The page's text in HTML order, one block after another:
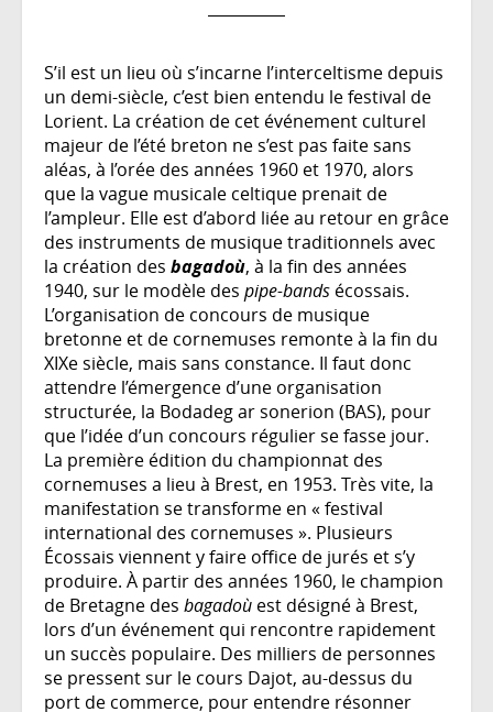
S’il est un lieu où s’incarne l’interceltisme depuis
un demi-siècle, c’est bien entendu le festival de
Lorient. La création de cet événement culturel
majeur de l’été breton ne s’est pas faite sans
aléas, à l’orée des années 1960 et 1970, alors
que la vague musicale celtique prenait de
l’ampleur. Elle est d’abord liée au retour en grâce
des instruments de musique traditionnels avec
la création des bagadoù, à la fin des années
1940, sur le modèle des pipe-bands écossais.
L’organisation de concours de musique
bretonne et de cornemuses remonte à la fin du
XIXe siècle, mais sans constance. Il faut donc
attendre l’émergence d’une organisation
structurée, la Bodadeg ar sonerion (BAS), pour
que l’idée d’un concours régulier se fasse jour.
La première édition du championnat des
cornemuses a lieu à Brest, en 1953. Très vite, la
manifestation se transforme en « festival
international des cornemuses ». Plusieurs
Écossais viennent y faire office de jurés et s’y
produire. À partir des années 1960, le champion
de Bretagne des bagadoù est désigné à Brest,
lors d’un événement qui rencontre rapidement
un succès populaire. Des milliers de personnes
se pressent sur le cours Dajot, au-dessus du
port de commerce, pour entendre résonner